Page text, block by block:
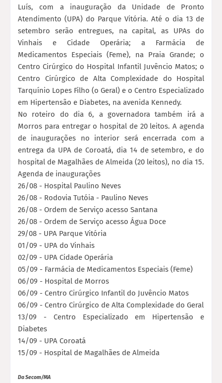
Luís, com a inauguração da Unidade de Pronto
Atendimento (UPA) do Parque Vitória. Até o dia 13 de
setembro serão entregues, na capital, as UPAs do
Vinhais e Cidade Operária; a Farmácia de
Medicamentos Especiais (Feme), na Praia Grande; o
Centro Cirúrgico do Hospital Infantil Juvêncio Matos; o
Centro Cirúrgico de Alta Complexidade do Hospital
Tarquínio Lopes Filho (o Geral) e o Centro Especializado
em Hipertensão e Diabetes, na avenida Kennedy.
No roteiro do dia 6, a governadora também irá a
Morros para entregar o hospital de 20 leitos. A agenda
de inaugurações no interior será encerrada com a
entrega da UPA de Coroatá, dia 14 de setembro, e do
hospital de Magalhães de Almeida (20 leitos), no dia 15.
Agenda de inaugurações
26/08 - Hospital Paulino Neves
26/08 - Rodovia Tutóia - Paulino Neves
26/08 - Ordem de Serviço acesso Santana
26/08 - Ordem de Serviço acesso Água Doce
29/08 - UPA Parque Vitória
01/09 - UPA do Vinhais
02/09 - UPA Cidade Operária
05/09 - Farmácia de Medicamentos Especiais (Feme)
06/09 - Hospital de Morros
06/09 - Centro Cirúrgico Infantil do Juvêncio Matos
06/09 - Centro Cirúrgico de Alta Complexidade do Geral
13/09 - Centro Especializado em Hipertensão e
Diabetes
14/09 - UPA Coroatá
15/09 - Hospital de Magalhães de Almeida
Da Secom/MA